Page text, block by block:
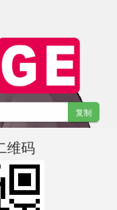
复制
维码